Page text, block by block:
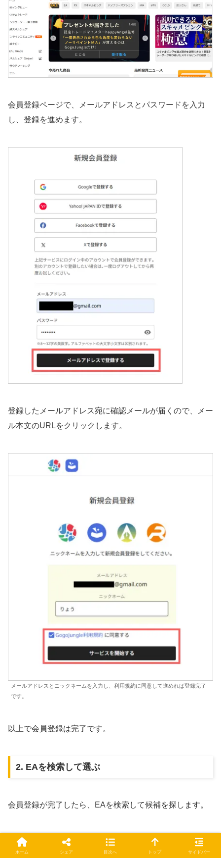
会員登録ページで、メールアドレスとパスワードを入力
し、登録を進めます。
登録したメールアドレス宛に確認メールが届くので、メー
ル本文のURLをクリックします。
メールアドレスとニックネームを入力し、利用規約に同意して進めれば登録完了
です。
以上で会員登録は完了です。
2. EAを検索して選ぶ
会員登録が完了したら、EAを検索して候補を探します。
トップページの「システムトレード」カテゴリから、EA
の一覧ページへ進みます。
ホーム シェア 目次へ トップ サイドバー